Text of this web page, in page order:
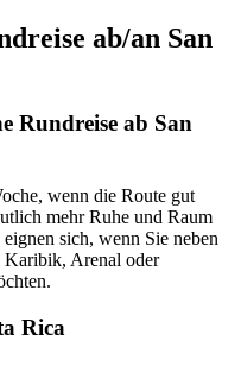
ab/an San
Rundreise ab San
wenn die Route gut
mehr Ruhe und Raum
sich, wenn Sie neben
Arenal oder
Rica